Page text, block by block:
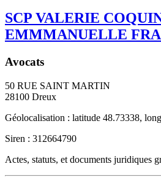
SCP VALERIE
EMMMANUELLE
Avocats
50 RUE SAINT MARTIN
28100 Dreux
Géolocalisation : latitude 48.73338,
Siren : 312664790
Actes, statuts, et documents juridiques